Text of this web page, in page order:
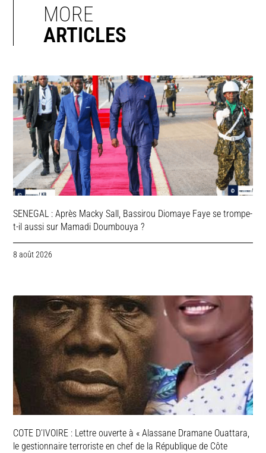
MORE
ARTICLES
SENEGAL : Après Macky Sall, Bassirou Diomaye Faye se trompe-
t-il aussi sur Mamadi Doumbouya ?
8 août 2026
COTE D’IVOIRE : Lettre ouverte à « Alassane Dramane Ouattara,
le gestionnaire terroriste en chef de la République de Côte